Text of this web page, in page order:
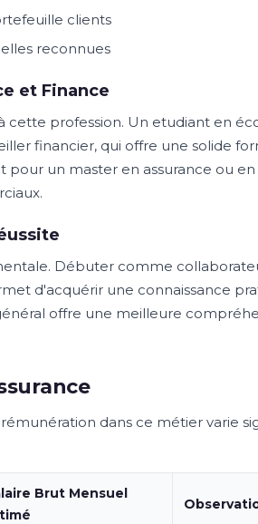
clients
reconnues
et Finance
cette profession. Un etudiant en
financier, qui offre une solide
un master en assurance ou
Débuter comme
d'acquérir une connaissance
offre une meilleure
dans ce métier varie
Brut Mensuel